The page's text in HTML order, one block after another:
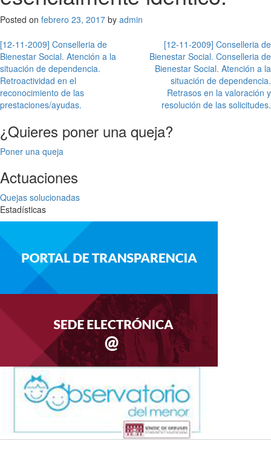
Posted on febrero 23, 2017 by admin
Navegación
de
entradas
[12-11-2009] Conselleria de
Bienestar Social. Atención a la
situación de dependencia.
Retroactividad en el
reconocimiento de las
prestaciones/ayudas.
[12-11-2009] Conselleria de
Bienestar Social. Conselleria de
Bienestar Social. Atención a la
situación de dependencia.
Retrasos en la valoración y
resolución de las solicitudes.
¿Quieres poner una queja?
Poner una queja
Actuaciones
Quejas solucionadas
Estadísticas